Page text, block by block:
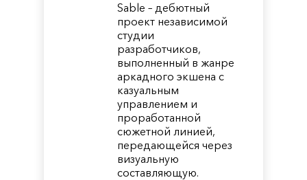
Sable – дебютный
проект независимой
студии
разработчиков,
выполненный в жанре
аркадного экшена с
казуальным
управлением и
проработанной
сюжетной линией,
передающейся через
визуальную
составляющую.